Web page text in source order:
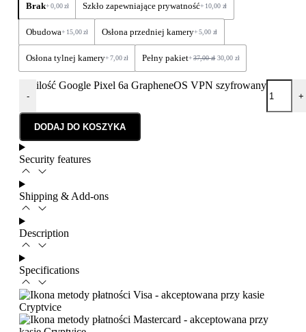
Brak+0,00zł Szkło zapewniające prywatność+ 10,00 zł
Obudowa+ 15,00zł Osłona przedniej kamery+5,00 zł
Osłona tylnej kamery+7,00zł Pełny pakiet+37,00zł 30,00 zł
-
ilość Google Pixel 6a GrapheneOS VPN szyfrowany
+
DODAJ DO KOSZYKA
Security features
Shipping & Add-ons
Description
Specifications